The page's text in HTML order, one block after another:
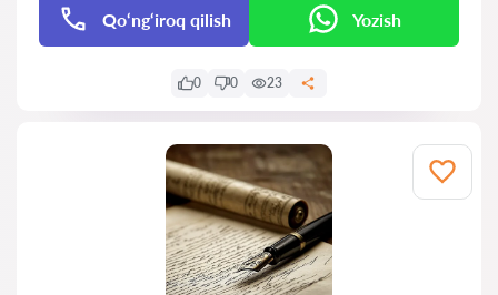
Qo‘ng‘iroq qilish Yozish
0 0 23